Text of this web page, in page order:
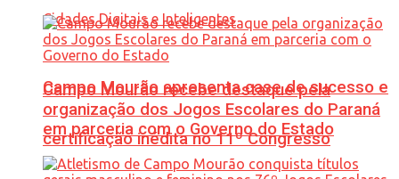
Campo Mourão apresenta case de sucesso e
certificação inédita no 11º Congresso
Campo Mourão recebe destaque pela
organização dos Jogos Escolares do Paraná
em parceria com o Governo do Estado